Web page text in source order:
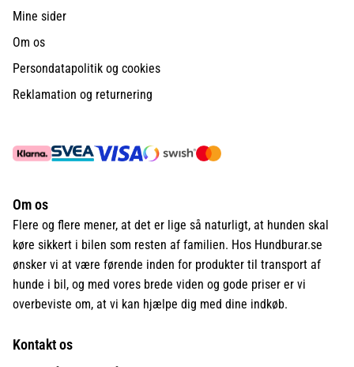
Mine sider
Om os
Persondatapolitik og cookies
Reklamation og returnering
Om os
Flere og flere mener, at det er lige så naturligt, at hunden skal
køre sikkert i bilen som resten af familien. Hos Hundburar.se
ønsker vi at være førende inden for produkter til transport af
hunde i bil, og med vores brede viden og gode priser er vi
overbeviste om, at vi kan hjælpe dig med dine indkøb.
Kontakt os